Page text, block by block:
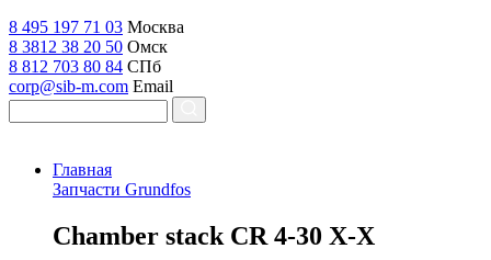
8 495 197 71 03 Москва
8 3812 38 20 50 Омск
8 812 703 80 84 СПб
corp@sib-m.com Email
Главная
Запчасти Grundfos
Chamber stack CR 4-30 X-X